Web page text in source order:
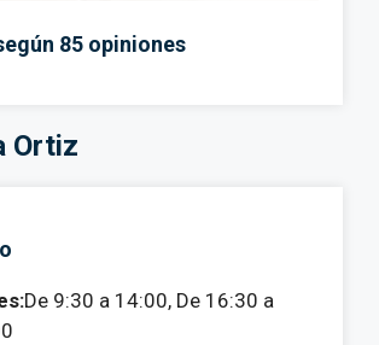
85 opiniones
Ortiz
De 9:30 a 14:00, De 16:30 a